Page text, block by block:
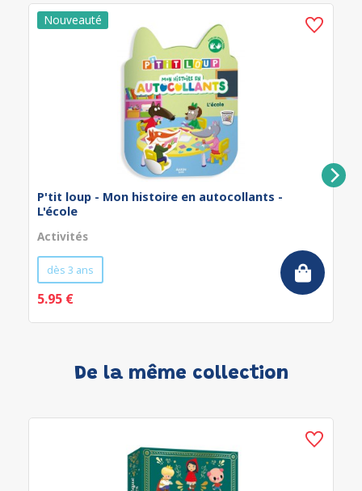
P'tit loup - Mon histoire en autocollants -
L'école
Activités
dès 3 ans
5.95 €
De la même collection